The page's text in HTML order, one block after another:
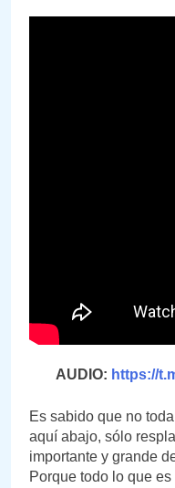
AUDIO: https://
Es sabido que no
aquí abajo, sólo
importante y grande
Porque todo lo que